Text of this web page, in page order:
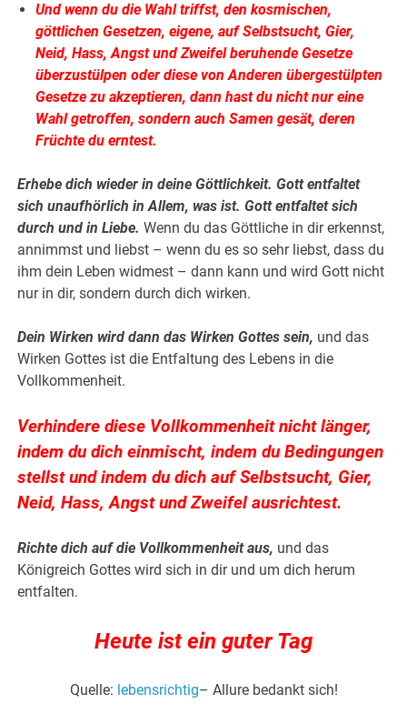
Und wenn du die Wahl triffst, den kosmischen,
göttlichen Gesetzen, eigene, auf Selbstsucht, Gier,
Neid, Hass, Angst und Zweifel beruhende Gesetze
überzustülpen oder diese von Anderen übergestülpten
Gesetze zu akzeptieren, dann hast du nicht nur eine
Wahl getroffen, sondern auch Samen gesät, deren
Früchte du erntest.
Erhebe dich wieder in deine Göttlichkeit. Gott entfaltet
sich unaufhörlich in Allem, was ist. Gott entfaltet sich
durch und in Liebe. Wenn du das Göttliche in dir erkennst,
annimmst und liebst – wenn du es so sehr liebst, dass du
ihm dein Leben widmest – dann kann und wird Gott nicht
nur in dir, sondern durch dich wirken.
Dein Wirken wird dann das Wirken Gottes sein, und das
Wirken Gottes ist die Entfaltung des Lebens in die
Vollkommenheit.
Verhindere diese Vollkommenheit nicht länger,
indem du dich einmischt, indem du Bedingungen
stellst und indem du dich auf Selbstsucht, Gier,
Neid, Hass, Angst und Zweifel ausrichtest.
Richte dich auf die Vollkommenheit aus, und das
Königreich Gottes wird sich in dir und um dich herum
entfalten.
Heute ist ein guter Tag
Quelle: lebensrichtig– Allure bedankt sich!